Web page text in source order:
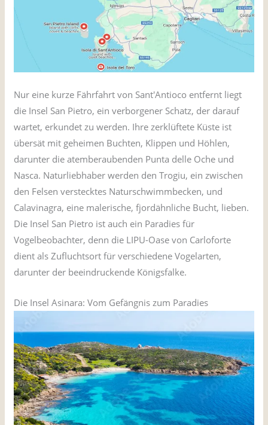
Nur eine kurze Fährfahrt von Sant'Antioco entfernt liegt
die Insel San Pietro, ein verborgener Schatz, der darauf
wartet, erkundet zu werden. Ihre zerklüftete Küste ist
übersät mit geheimen Buchten, Klippen und Höhlen,
darunter die atemberaubenden Punta delle Oche und
Nasca. Naturliebhaber werden den Trogiu, ein zwischen
den Felsen verstecktes Naturschwimmbecken, und
Calavinagra, eine malerische, fjordähnliche Bucht, lieben.
Die Insel San Pietro ist auch ein Paradies für
Vogelbeobachter, denn die LIPU-Oase von Carloforte
dient als Zufluchtsort für verschiedene Vogelarten,
darunter der beeindruckende Königsfalke.
Die Insel Asinara: Vom Gefängnis zum Paradies